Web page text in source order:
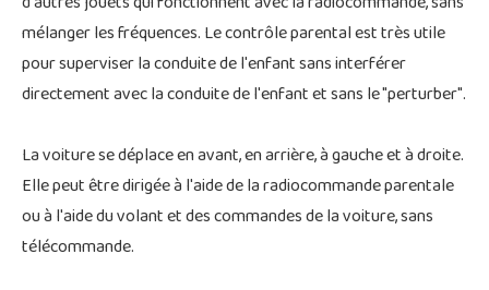
mélanger les fréquences. Le contrôle parental est très utile
pour superviser la conduite de l'enfant sans interférer
directement avec la conduite de l'enfant et sans le "perturber".
La voiture se déplace en avant, en arrière, à gauche et à droite.
Elle peut être dirigée à l'aide de la radiocommande parentale
ou à l'aide du volant et des commandes de la voiture, sans
télécommande.